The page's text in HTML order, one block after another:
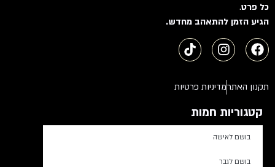
כל פרט.
הגיע הזמן להתאהב מחדש.
תקנון האתרמדיניות פרטיות
קטגוריות חמות
בושם לאישה
בושם לגבר